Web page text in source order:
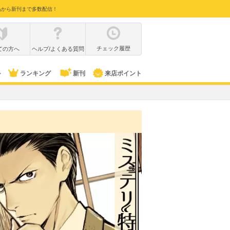
ら新刊まで多数配信！
の方へ ヘルプ/よくある質問 チェック履歴
ランキング 新刊 来店ポイント